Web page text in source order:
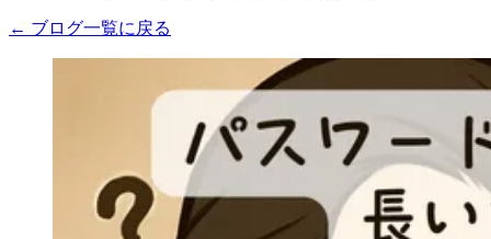
← ブログ一覧に戻る